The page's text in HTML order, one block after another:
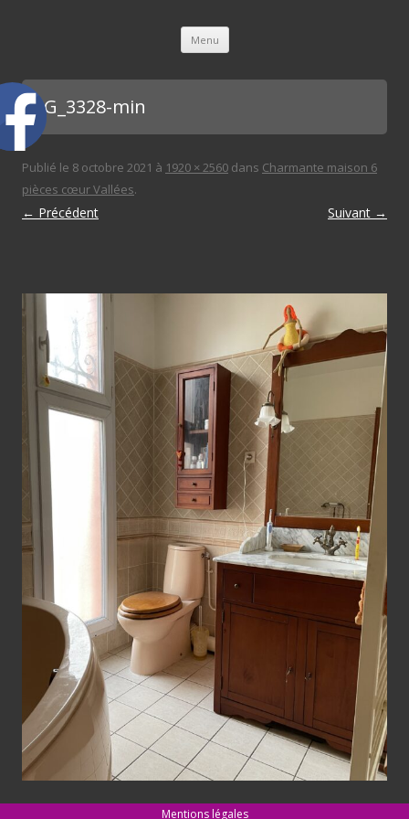
Menu Aller au contenu principal
IMG_3328-min
Publié le 8 octobre 2021 à 1920 × 2560 dans Charmante maison 6
pièces cœur Vallées.
← Précédent Suivant →
Mentions légales